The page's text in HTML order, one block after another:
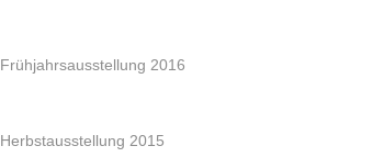
Frühjahrsausstellung 2016
Herbstausstellung 2015